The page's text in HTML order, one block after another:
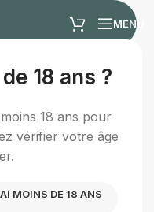
18 ans ?
18 ans pour
vérifier votre âge
MOINS DE 18 ANS
MENU
/